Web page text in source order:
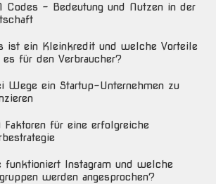
Codes – Bedeutung und Nutzen in der
ist ein Kleinkredit und welche Vorteile
für den Verbraucher?
Wege ein Startup-Unternehmen zu
Faktoren für eine erfolgreiche
funktioniert Instagram und welche
werden angesprochen?